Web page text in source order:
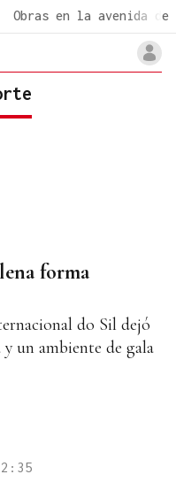
Obras en la avenida de
forma
do Sil dejó
un ambiente de gala